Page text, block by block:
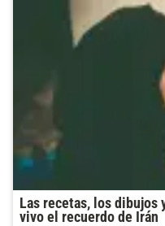
Las recetas, los dibujos
vivo el recuerdo de Irán